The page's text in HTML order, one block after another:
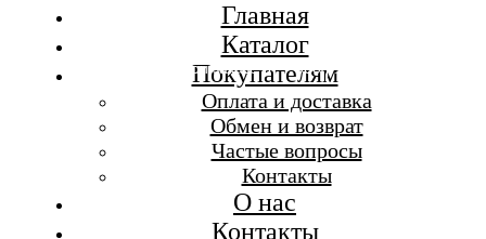
Бесплатная доставка при заказе от 7 000 р.
Главная
Каталог
Покупателям
Оплата и доставка
Обмен и возврат
Частые вопросы
Контакты
О нас
Контакты